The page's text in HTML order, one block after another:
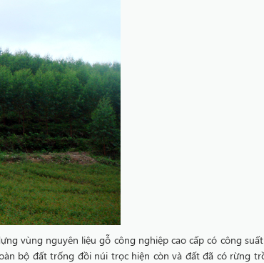
vùng nguyên liệu gỗ công nghiệp cao cấp có công
bộ đất trống đồi núi trọc hiện còn và đất đã có rừng